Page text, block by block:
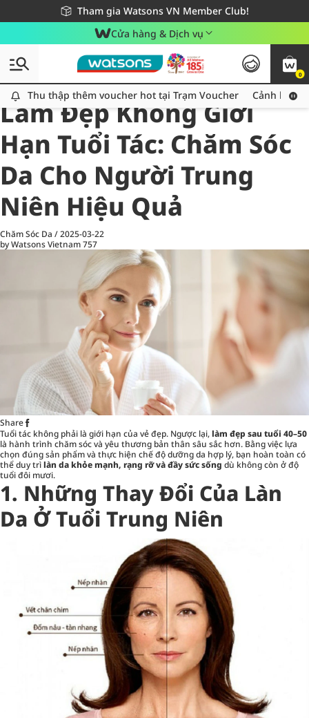
Tham gia Watsons VN Member Club!
Miễn phí giao hàng cho đơn hàng từ 249,000Đ
Giao hàng nhanh 24h - Áp dụng khu vực TP. Hồ Chí Minh
Cửa hàng & Dịch vụ
0
Thu thập thêm voucher hot tại Trạm Voucher
Thu thập thêm voucher hot tại Trạm Voucher Cảnh báo
All
Chăm Sóc Cá Nhân
Làm Đẹp Không Giới
Hạn Tuổi Tác: Chăm Sóc
Da Cho Người Trung
Niên Hiệu Quả
Chăm Sóc Da /2025-03-22
by Watsons Vietnam757
Share
Tuổi tác không phải là giới hạn của vẻ đẹp. Ngược lại,làm đẹp sau tuổi 40–50
là hành trình chăm sóc và yêu thương bản thân sâu sắc hơn. Bằng việc lựa
chọn đúng sản phẩm và thực hiện chế độ dưỡng da hợp lý, bạn hoàn toàn có
thể duy trìlàn da khỏe mạnh, rạng rỡ và đầy sức sống dù không còn ở độ
tuổi đôi mươi.
1. Những Thay Đổi Của Làn
Da Ở Tuổi Trung Niên